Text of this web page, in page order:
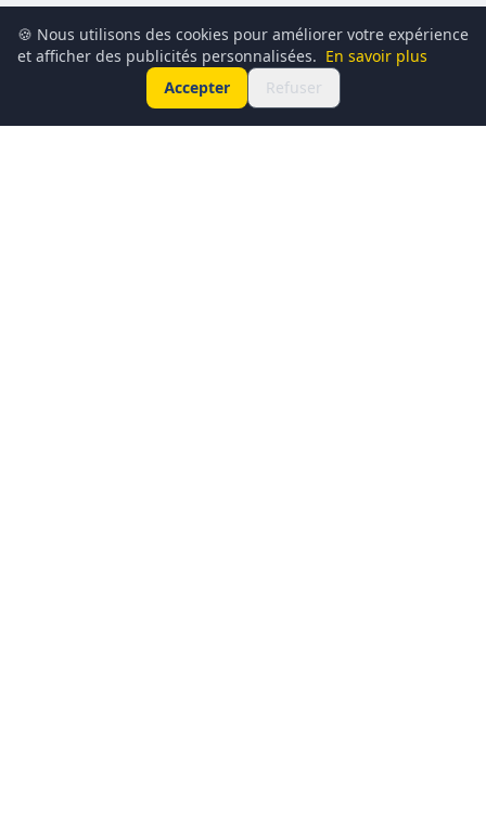
🍪 Nous utilisons des cookies pour améliorer votre expérience
et afficher des publicités personnalisées. En savoir plus
Accepter
Refuser